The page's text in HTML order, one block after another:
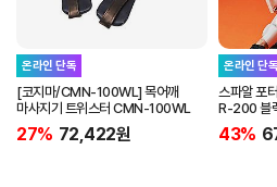
온라인 단독
[코지마/CMN-100WL] 목어깨
마사지기 트위스터 CMN-100WL
27% 72,422원
온라인 단독
스파알 포
R-200 블
43%